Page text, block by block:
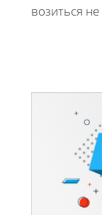
возиться не